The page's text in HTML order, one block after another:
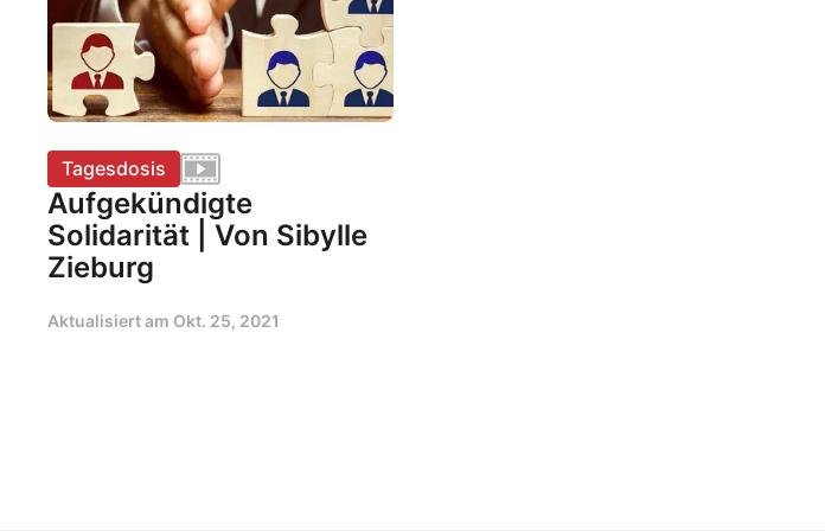
Tagesdosis
Aufgekündigte
Solidarität | Von Sibylle
Zieburg
Aktualisiert am Okt. 25, 2021